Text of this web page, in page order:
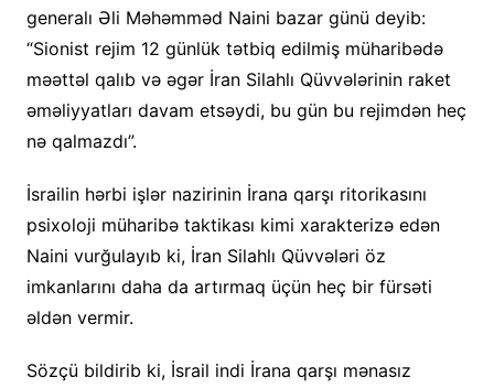
generalı Əli Məhəmməd Naini bazar günü deyib:
“Sionist rejim 12 günlük tətbiq edilmiş müharibədə
məəttəl qalıb və əgər İran Silahlı Qüvvələrinin raket
əməliyyatları davam etsəydi, bu gün bu rejimdən heç
nə qalmazdı”.
İsrailin hərbi işlər nazirinin İrana qarşı ritorikasını
psixoloji müharibə taktikası kimi xarakterizə edən
Naini vurğulayıb ki, İran Silahlı Qüvvələri öz
imkanlarını daha da artırmaq üçün heç bir fürsəti
əldən vermir.
Sözçü bildirib ki, İsrail indi İrana qarşı mənasız